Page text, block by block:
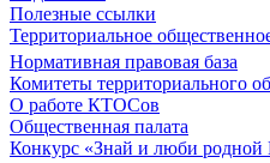
Полезные ссылки
Территориальное
Нормативная правовая база
Комитеты территориального
О работе КТОСов
Общественная палата
Конкурс «Знай и люби родной